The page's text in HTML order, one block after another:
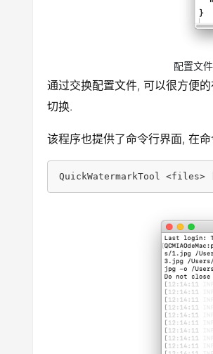
配置文件
通过交换配置文件, 可以很方便
切换.
该程序也提供了命令行界面, 在
QuickWatermarkTool